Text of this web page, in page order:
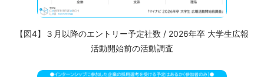
【図4】３月以降のエントリー予定社数 / 2026年卒 大学生広報
活動開始前の活動調査